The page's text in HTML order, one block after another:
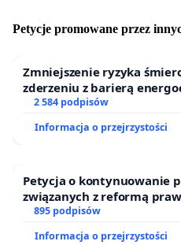
Petycje promowane przez
Zmniejszenie ryzyka
zderzeniu z barierą
2 584 podpisów
Informacja o przejrzystości
Petycja o kontynuowanie
związanych z reformą
895 podpisów
Informacja o przejrzystości